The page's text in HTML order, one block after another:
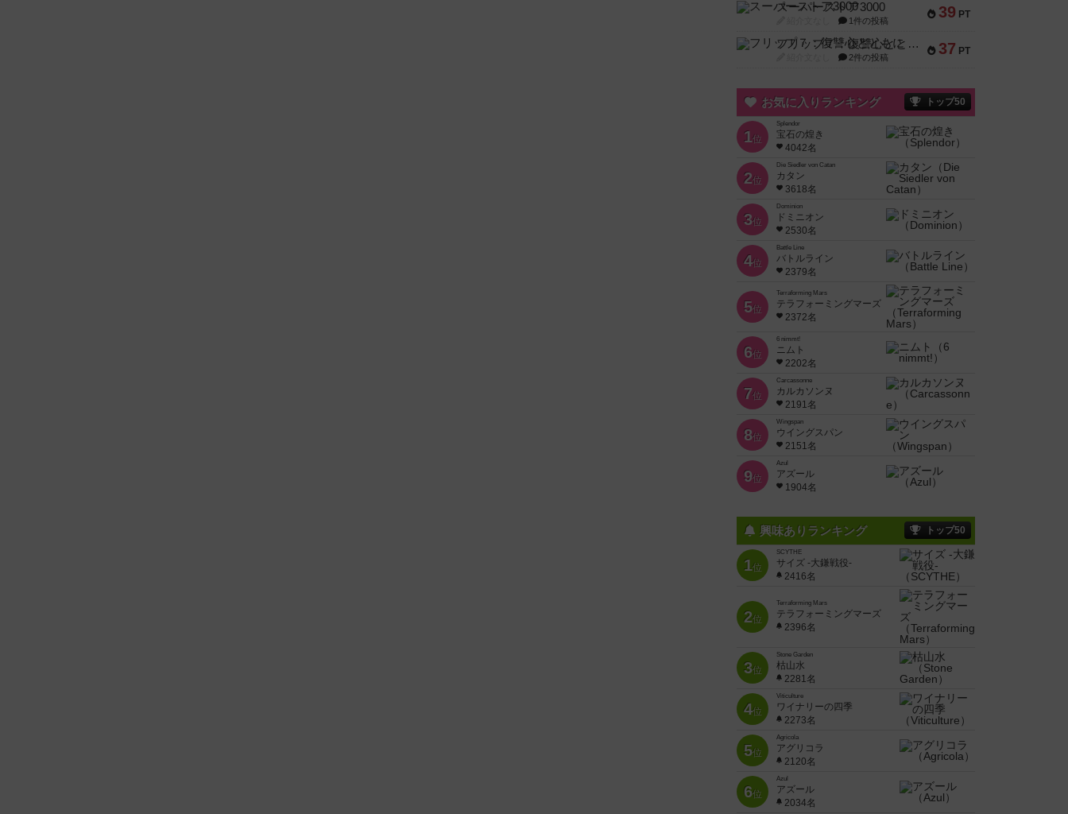
39 PT
スーパーストア3000
1件の投稿
37 PT
フリップ７：復讐心とともに
2件の投稿
お気に入りランキング トップ50
1位
Splendor
宝石の煌き
4042名
2位
Die Siedler von Catan
カタン
3618名
3位
Dominion
ドミニオン
2530名
4位
Battle Line
バトルライン
2379名
5位
Terraforming Mars
テラフォーミングマーズ
2372名
6位
6 nimmt!
ニムト
2202名
7位
Carcassonne
カルカソンヌ
2191名
8位
Wingspan
ウイングスパン
2151名
9位
Azul
アズール
1904名
興味ありランキング トップ50
1位
SCYTHE
サイズ -大鎌戦役-
2416名
2位
Terraforming Mars
テラフォーミングマーズ
2396名
3位
Stone Garden
枯山水
2281名
4位
Viticulture
ワイナリーの四季
2273名
5位
Agricola
アグリコラ
2120名
6位
Azul
アズール
2034名